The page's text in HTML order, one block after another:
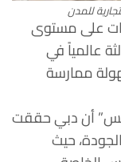
للمدن
على مستوى
عالمياً في
ممارسة
أن دبي حققت
حيث